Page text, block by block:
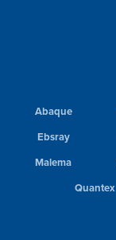
Abaque
Ebsray
Malema
Quantex